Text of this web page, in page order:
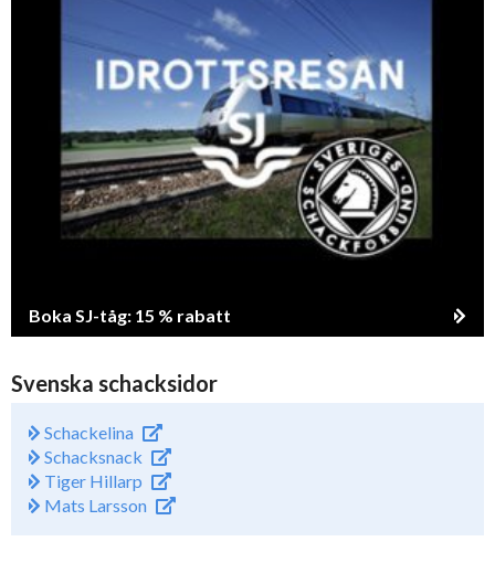
Boka SJ-tåg: 15 % rabatt
Svenska schacksidor
Schackelina
Schacksnack
Tiger Hillarp
Mats Larsson